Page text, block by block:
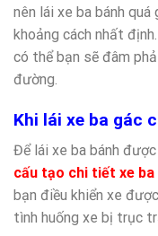
nên lái xe ba bánh
khoảng cách nhất
có thể bạn sẽ đâm
đường.
Khi lái xe ba gác
Để lái xe ba bánh
cấu tạo chi tiết xe ba
bạn điều khiển xe
tình huống xe bị trục